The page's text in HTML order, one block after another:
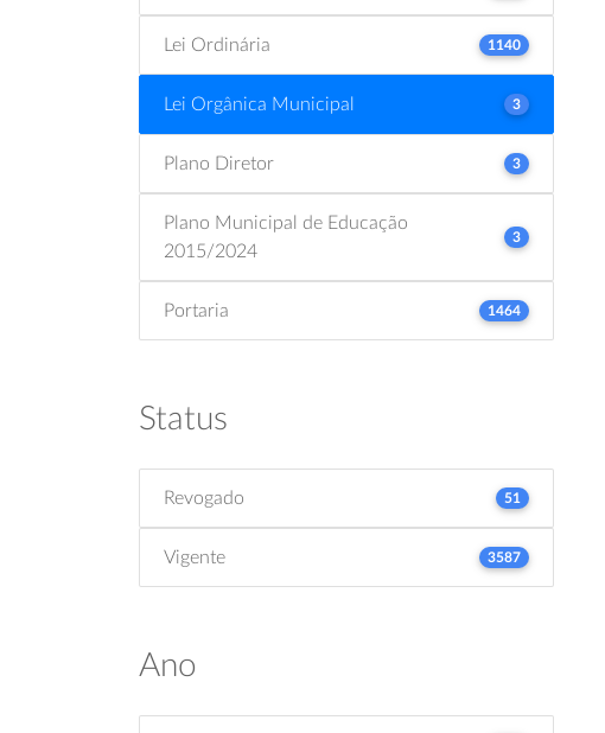
Lei Ordinária 1140
Lei Orgânica Municipal 3
Plano Diretor 3
Plano Municipal de Educação
2015/2024
3
Portaria 1464
Status
Revogado 51
Vigente 3587
Ano